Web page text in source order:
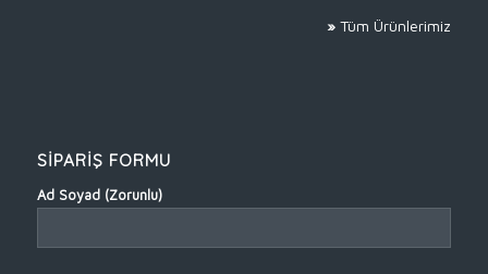
» Tüm Ürünlerimiz
SİPARİŞ FORMU
Ad Soyad (Zorunlu)